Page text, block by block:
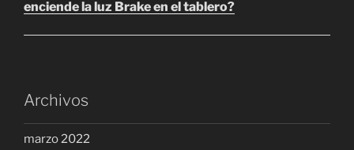
enciende la luz Brake en el tablero?
Archivos
marzo 2022